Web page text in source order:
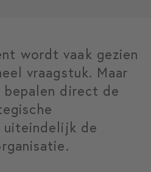
wordt vaak gezien
vraagstuk. Maar
direct de
uiteindelijk de